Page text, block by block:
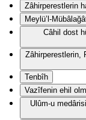
Zâhirperestlerin
Meylü’l-
Câhil dost
Zâhirperestlerin,
Tenbîh
Vazîfenin ehil
Ulûm-u